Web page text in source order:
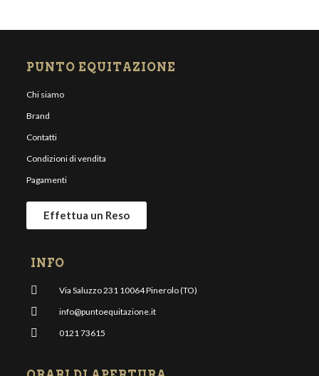
PUNTO EQUITAZIONE
Chi siamo
Brand
Contatti
Condizioni di vendita
Pagamenti
Effettua un Reso
INFO
Via Saluzzo 231 10064 Pinerolo (TO)
info@puntoequitazione.it
0121 73615